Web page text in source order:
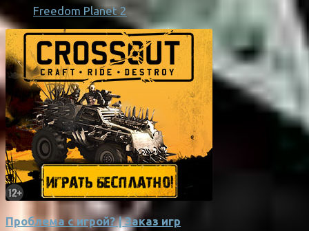
Freedom Planet 2
Проблема с игрой? | Заказ игр